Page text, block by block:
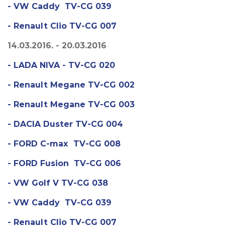
- VW Caddy TV-CG 039
- Renault Clio TV-CG 007
14.03.2016. - 20.03.2016
- LADA NIVA - TV-CG 020
- Renault Megane TV-CG 002
- Renault Megane TV-CG 003
- DACIA Duster TV-CG 004
- FORD C-max TV-CG 008
- FORD Fusion TV-CG 006
- VW Golf V TV-CG 038
- VW Caddy TV-CG 039
- Renault Clio TV-CG 007